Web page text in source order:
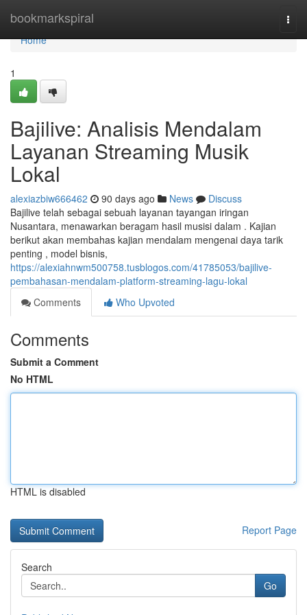
bookmarkspiral
Home
Home
1
Bajilive: Analisis Mendalam
Layanan Streaming Musik
Lokal
alexiazbiw666462 90 days ago News
Discuss
Bajilive telah sebagai sebuah layanan tayangan iringan
Nusantara, menawarkan beragam hasil musisi dalam . Kajian
berikut akan membahas kajian mendalam mengenai daya tarik
penting , model bisnis,
https://alexiahnwm500758.tusblogos.com/41785053/bajilive-
pembahasan-mendalam-platform-streaming-lagu-lokal
Comments
Who Upvoted
Comments
Submit a Comment
No HTML
HTML is disabled
Report Page
Search
Go